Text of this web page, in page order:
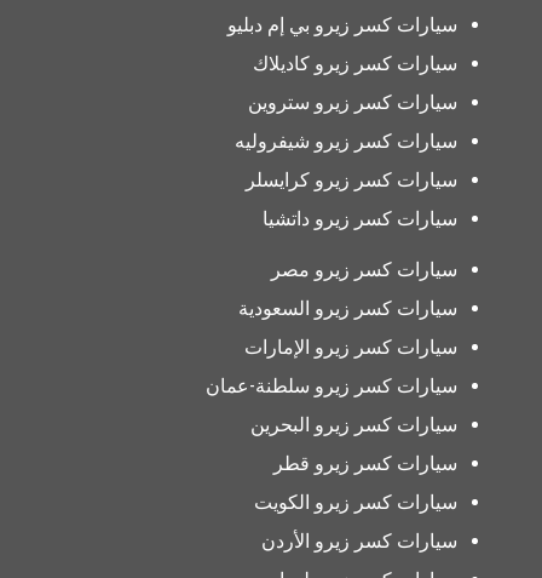
سيارات كسر زيرو بي إم دبليو
سيارات كسر زيرو كاديلاك
سيارات كسر زيرو ستروين
سيارات كسر زيرو شيفروليه
سيارات كسر زيرو كرايسلر
سيارات كسر زيرو داتشيا
سيارات كسر زيرو مصر
سيارات كسر زيرو السعودية
سيارات كسر زيرو الإمارات
سيارات كسر زيرو سلطنة-عمان
سيارات كسر زيرو البحرين
سيارات كسر زيرو قطر
سيارات كسر زيرو الكويت
سيارات كسر زيرو الأردن